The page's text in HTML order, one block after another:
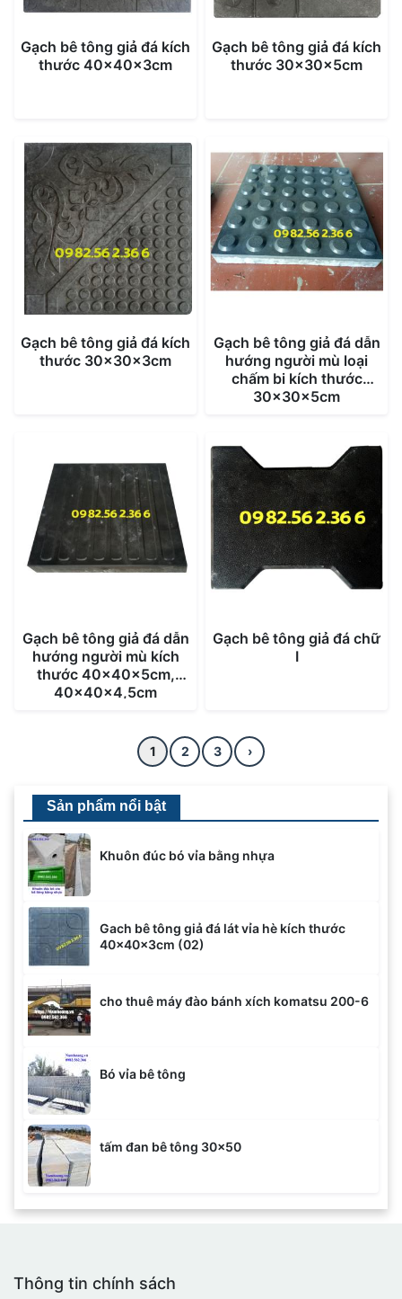
Gạch bê tông giả đá kích
thước 40x40x3cm
Gạch bê tông giả đá kích
thước 30x30x5cm
Gạch bê tông giả đá kích
thước 30x30x3cm
Gạch bê tông giả đá dẫn
hướng người mù loại
chấm bi kích thước
30x30x5cm
Gạch bê tông giả đá dẫn
hướng người mù kích
thước 40x40x5cm,
40x40x4,5cm
Gạch bê tông giả đá chữ
I
1 2 3 ›
Sản phẩm nổi bật
Khuôn đúc bó vỉa bằng nhựa
Gach bê tông giả đá lát vỉa hè kích thước
40x40x3cm (02)
cho thuê máy đào bánh xích komatsu 200-6
Bó vỉa bê tông
tấm đan bê tông 30x50
Thông tin chính sách